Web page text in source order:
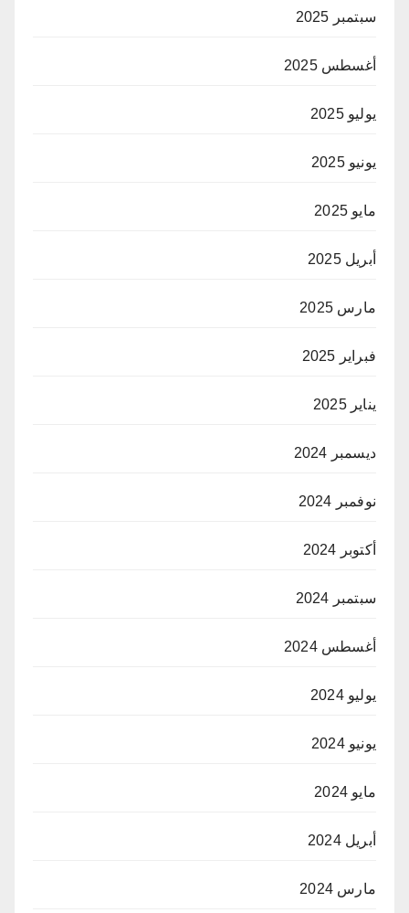
سبتمبر 2025
أغسطس 2025
يوليو 2025
يونيو 2025
مايو 2025
أبريل 2025
مارس 2025
فبراير 2025
يناير 2025
ديسمبر 2024
نوفمبر 2024
أكتوبر 2024
سبتمبر 2024
أغسطس 2024
يوليو 2024
يونيو 2024
مايو 2024
أبريل 2024
مارس 2024